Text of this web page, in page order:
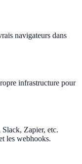
navigateurs dans
infrastructure pour
Zapier, etc.
les webhooks.